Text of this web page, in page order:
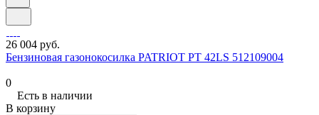
26 004 руб.
Бензиновая газонокосилка PATRIOT PT 42LS 512109004
0
Есть в наличии
В корзину